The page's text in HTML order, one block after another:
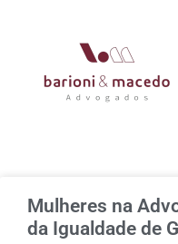
Mulheres na
da Igualdade de